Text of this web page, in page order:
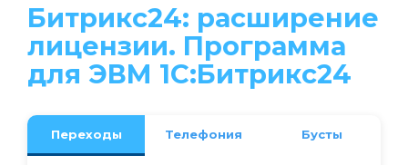
Битрикс24: расширение
лицензии. Программа
для ЭВМ 1С:Битрикс24
Переходы Телефония Бусты